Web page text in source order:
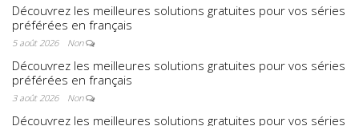
Découvrez les meilleures solutions gratuites pour vos séries
préférées en français
5 août 2026 Non
Découvrez les meilleures solutions gratuites pour vos séries
préférées en français
3 août 2026 Non
Découvrez les meilleures solutions gratuites pour vos séries